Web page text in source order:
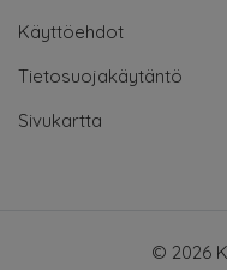
Käyttöehdot
Tietosuojakäytäntö
Sivukartta
© 2026